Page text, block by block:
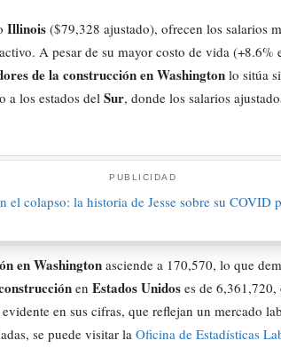
Illinois ($79,328 ajustado), ofrecen los salarios
A pesar de su mayor costo de vida
de la construcción en Washington lo sitúa
a los estados del Sur, donde los salarios
PUBLICIDAD
en Washington asciende a 170,570, lo que
en Estados Unidos es de
en sus cifras, que reflejan un mercado
se puede visitar la Oficina de Estadísticas